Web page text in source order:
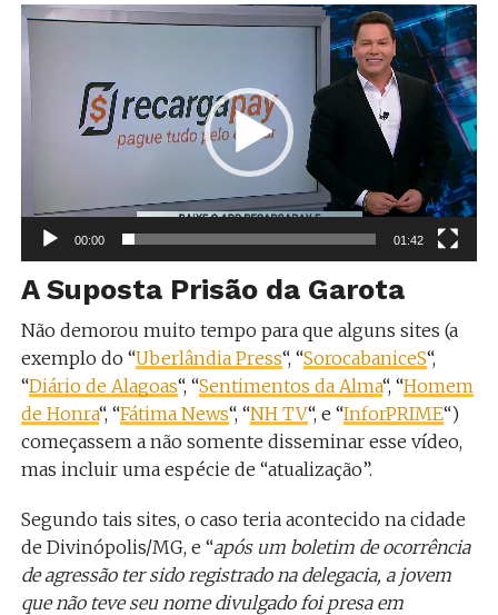
Tocador
de
vídeo
00:00 01:42
A Suposta Prisão da Garota
Não demorou muito tempo para que alguns sites (a
exemplo do “Uberlândia Press“, “SorocabaniceS“,
“Diário de Alagoas“, “Sentimentos da Alma“, “Homem
de Honra“, “Fátima News“, “NH TV“, e “InforPRIME“)
começassem a não somente disseminar esse vídeo,
mas incluir uma espécie de “atualização”.
Segundo tais sites, o caso teria acontecido na cidade
de Divinópolis/MG, e “após um boletim de ocorrência
de agressão ter sido registrado na delegacia, a jovem
que não teve seu nome divulgado foi presa em